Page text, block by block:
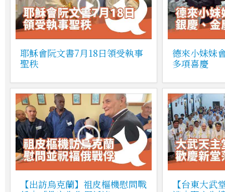
耶穌會阮文書7月18日領受執事
聖秩
德來小妹妹
多項喜慶
【出訪烏克蘭】祖皮樞機慰問戰
【台東大武